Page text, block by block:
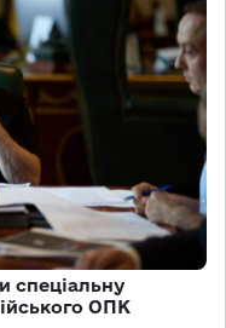
спеціальну
ОПК